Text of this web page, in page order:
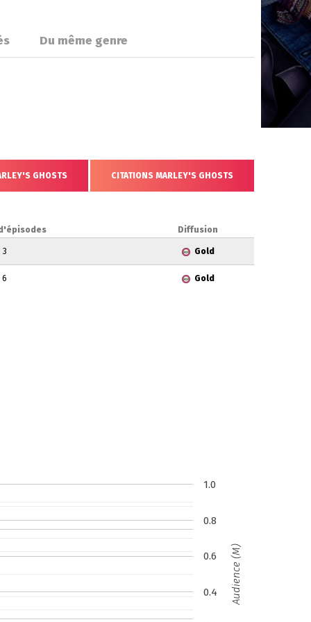
Du même genre
GHOSTS CITATIONS MARLEY'S GHOSTS
Diffusion
3 Gold
6 Gold
0.4
0.6
0.8
1.0
Audience (M)